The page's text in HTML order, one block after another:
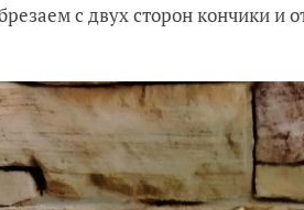
с двух сторон кончики и